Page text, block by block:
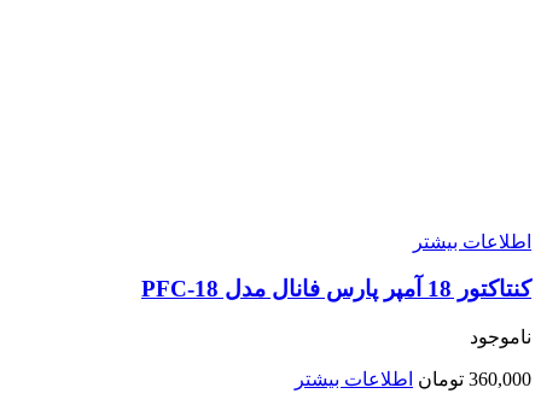
اطلاعات بیشتر
کنتاکتور 18 آمپر پارس فانال مدل PFC-18
ناموجود
360,000 تومان اطلاعات بیشتر